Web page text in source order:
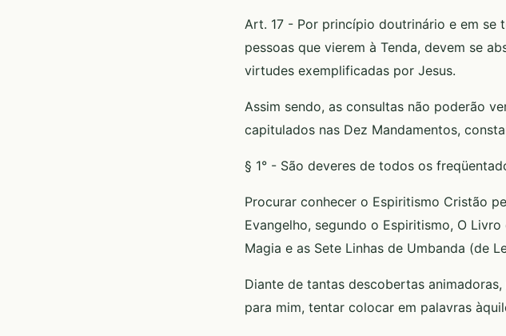
Art. 17 - Por princípio doutrinário e em se
pessoas que vierem à Tenda, devem se
virtudes exemplificadas por Jesus.
Assim sendo, as consultas não poderão
capitulados nas Dez Mandamentos,
§ 1° - São deveres de todos os
Procurar conhecer o Espiritismo Cristão
Evangelho, segundo o Espiritismo, O
Magia e as Sete Linhas de Umbanda (de
Diante de tantas descobertas
para mim, tentar colocar em palavras